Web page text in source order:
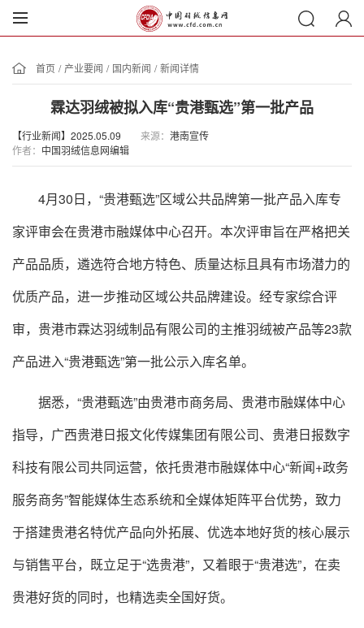
首页 / 产业要闻 / 国内新闻 / 新闻详情
霖达羽绒被拟入库“贵港甄选”第一批产品
【行业新闻】2025.05.09 来源： 港南宣传
作者： 中国羽绒信息网编辑
4月30日，“贵港甄选”区域公共品牌第一批产品入库专
家评审会在贵港市融媒体中心召开。本次评审旨在严格把关
产品品质，遴选符合地方特色、质量达标且具有市场潜力的
优质产品，进一步推动区域公共品牌建设。经专家综合评
审，贵港市霖达羽绒制品有限公司的主推羽绒被产品等23款
产品进入“贵港甄选”第一批公示入库名单。
据悉， “贵港甄选”由贵港市商务局、贵港市融媒体中心
指导，广西贵港日报文化传媒集团有限公司、贵港日报数字
科技有限公司共同运营，依托贵港市融媒体中心“新闻+政务
服务商务”智能媒体生态系统和全媒体矩阵平台优势，致力
于搭建贵港名特优产品向外拓展、优选本地好货的核心展示
与销售平台，既立足于“选贵港”，又着眼于“贵港选”，在卖
贵港好货的同时，也精选卖全国好货。